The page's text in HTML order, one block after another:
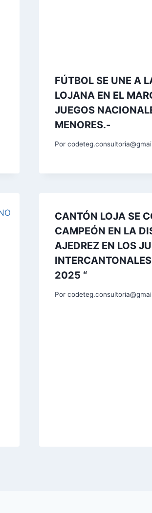
FÚTBOL SE UNE A
LOJANA EN EL
JUEGOS
MENORES.-
Por
CANTÓN LOJA SE
CAMPEÓN EN LA
AJEDREZ EN LOS
2025 “
Por